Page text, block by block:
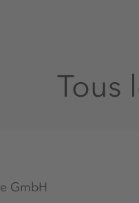
est possible
- ce qui est également
de potassium. Les
dans la régulation de
recommandent un
Tous
GmbH